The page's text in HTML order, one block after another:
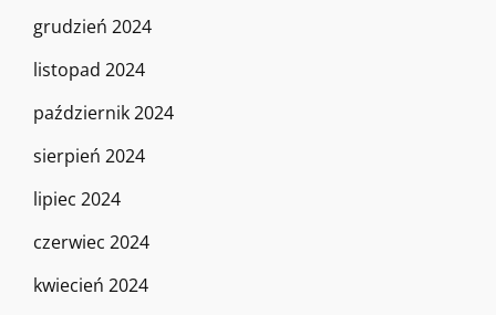
grudzień 2024
listopad 2024
październik 2024
sierpień 2024
lipiec 2024
czerwiec 2024
kwiecień 2024